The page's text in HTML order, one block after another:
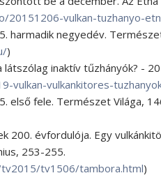
vulkan-tuzhanyo-
harmadik negyedév.
)
inaktív tűzhányók? -
vulkan-vulkankitores-
első fele. Természet Világa,
200. évfordulója. Egy
253-255.
tv1506/tambora.html)